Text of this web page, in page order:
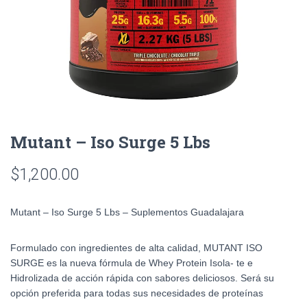
Mutant – Iso Surge 5 Lbs
$1,200.00
Mutant – Iso Surge 5 Lbs – Suplementos Guadalajara
Formulado con ingredientes de alta calidad, MUTANT ISO
SURGE es la nueva fórmula de Whey Protein Isola- te e
Hidrolizada de acción rápida con sabores deliciosos. Será su
opción preferida para todas sus necesidades de proteínas